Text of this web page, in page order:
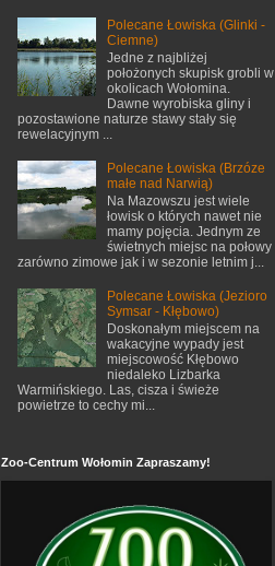
Polecane Łowiska (Glinki -
Ciemne)
Jedne z najbliżej
położonych skupisk grobli w
okolicach Wołomina.
Dawne wyrobiska gliny i
pozostawione naturze stawy stały się
rewelacyjnym ...
Polecane Łowiska (Brzóze
małe nad Narwią)
Na Mazowszu jest wiele
łowisk o których nawet nie
mamy pojęcia. Jednym ze
świetnych miejsc na połowy
zarówno zimowe jak i w sezonie letnim j...
Polecane Łowiska (Jezioro
Symsar - Kłębowo)
Doskonałym miejscem na
wakacyjne wypady jest
miejscowość Kłębowo
niedaleko Lizbarka
Warmińskiego. Las, cisza i świeże
powietrze to cechy mi...
Zoo-Centrum Wołomin Zapraszamy!